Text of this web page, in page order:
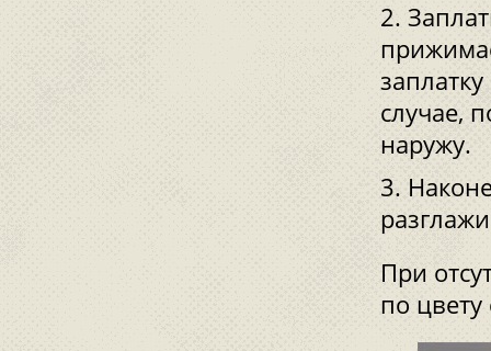
случае,
наружу.
При
по